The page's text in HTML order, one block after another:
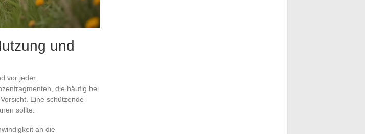
und
vor jeder
die häufig bei
Eine schützende
sollte.
an die